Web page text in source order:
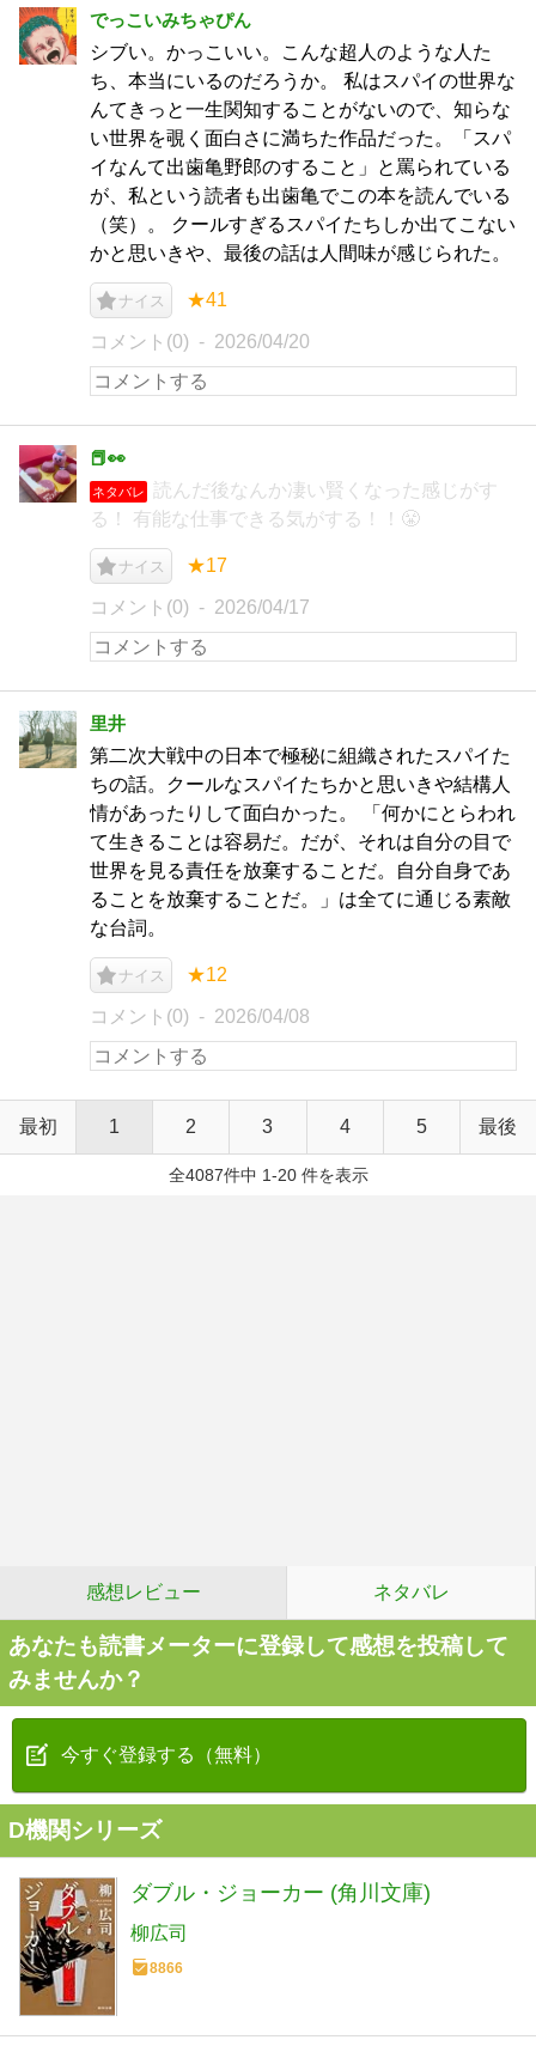
でっこいみちゃぴん
シブい。かっこいい。こんな超人のような人た
ち、本当にいるのだろうか。 私はスパイの世界な
んてきっと一生関知することがないので、知らな
い世界を覗く面白さに満ちた作品だった。「スパ
イなんて出歯亀野郎のすること」と罵られている
が、私という読者も出歯亀でこの本を読んでいる
（笑）。 クールすぎるスパイたちしか出てこない
かと思いきや、最後の話は人間味が感じられた。
ナイス ★41
コメント(0) 2026/04/20
📕👀
ネタバレ
読んだ後なんか凄い賢くなった感じがす
る！ 有能な仕事できる気がする！！😤
ナイス ★17
コメント(0) 2026/04/17
里井
第二次大戦中の日本で極秘に組織されたスパイた
ちの話。クールなスパイたちかと思いきや結構人
情があったりして面白かった。 「何かにとらわれ
て生きることは容易だ。だが、それは自分の目で
世界を見る責任を放棄することだ。自分自身であ
ることを放棄することだ。」は全てに通じる素敵
な台詞。
ナイス ★12
コメント(0) 2026/04/08
最初 1 2 3 4 5 最後
全4087件中 1-20 件を表示
感想レビュー ネタバレ
あなたも読書メーターに登録して感想を投稿して
みませんか？
今すぐ登録する（無料）
D機関シリーズ
ダブル・ジョーカー (角川文庫)
柳広司
8866